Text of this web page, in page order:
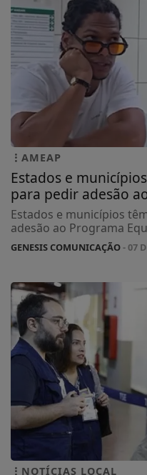
AMEAP
Estados e
para pedir adesão
Estados e municípios
adesão ao Programa
GENESIS COMUNICAÇÃO- 07
NOTÍCIAS LOCAL